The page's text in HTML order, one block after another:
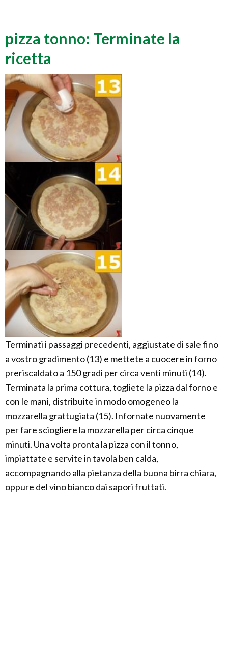
pizza tonno: Terminate la
ricetta
Terminati i passaggi precedenti, aggiustate di sale fino
a vostro gradimento (13) e mettete a cuocere in forno
preriscaldato a 150 gradi per circa venti minuti (14).
Terminata la prima cottura, togliete la pizza dal forno e
con le mani, distribuite in modo omogeneo la
mozzarella grattugiata (15). Infornate nuovamente
per fare sciogliere la mozzarella per circa cinque
minuti. Una volta pronta la pizza con il tonno,
impiattate e servite in tavola ben calda,
accompagnando alla pietanza della buona birra chiara,
oppure del vino bianco dai sapori fruttati.